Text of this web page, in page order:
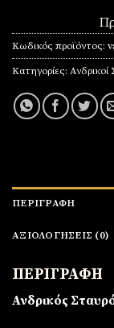
Κωδικός προϊόντος:
Κατηγορίες: Ανδρικοί
ΠΕΡΙΓΡΑΦΉ
ΑΞΙΟΛΟΓΉΣΕΙΣ (0)
ΠΕΡΙΓΡΑΦΗ
Ανδρικός